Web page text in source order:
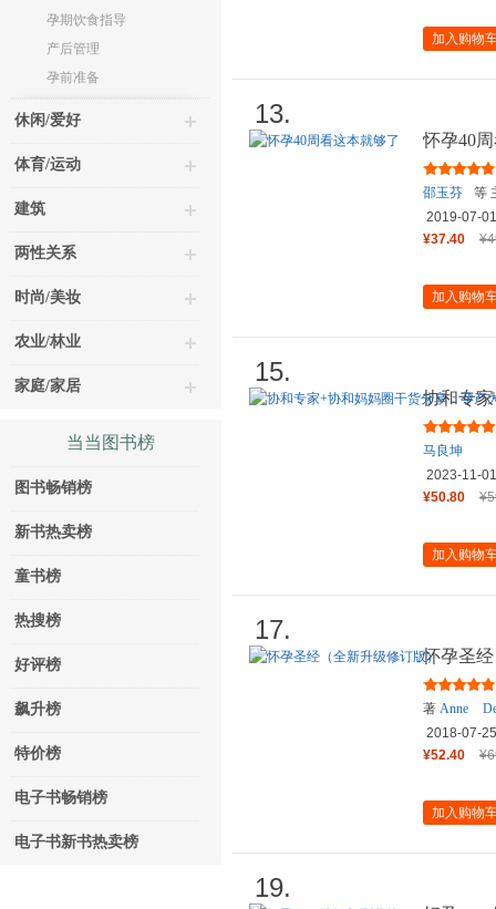
孕期饮食指导
产后管理
孕前准备
休闲/爱好
体育/运动
建筑
两性关系
时尚/美妆
农业/林业
家庭/家居
当当图书榜
图书畅销榜
新书热卖榜
童书榜
热搜榜
好评榜
飙升榜
特价榜
电子书畅销榜
电子书新书热卖榜
加入购物
13.
怀孕40
邵玉芬
等
2019-07-01
¥37.40
加入购物
15.
协和专
马良坤
2023-11-01
¥50.80
加入购物
17.
怀孕圣
著 Anne
2018-07-25
¥52.40
加入购物
19.